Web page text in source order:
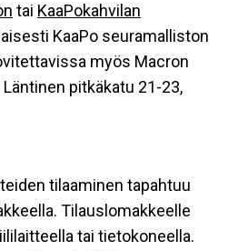
tai KaaPokahvilan
KaaPo seuramalliston
myös Macron
pitkäkatu 21-23,
tilaaminen tapahtuu
Tilauslomakkeelle
tai tietokoneella.